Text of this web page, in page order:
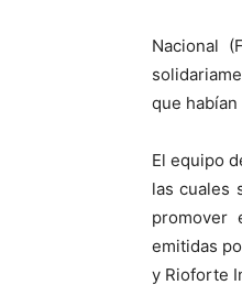
Nacional
que
El equipo
las cuales
promover
emitidas
y Rioforte